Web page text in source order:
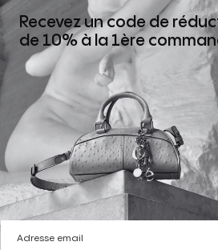
Recevez un code de
de 10% à la 1ère